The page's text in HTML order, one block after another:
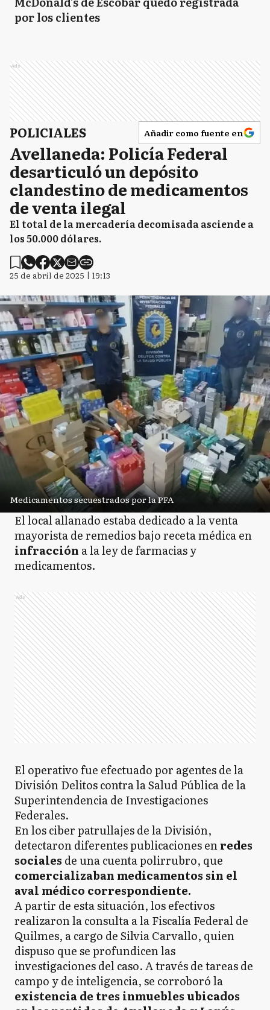
por los clientes
Ads
POLICIALES Añadir como fuente en
Avellaneda: Policía Federal
desarticuló un depósito
clandestino de medicamentos
de venta ilegal
El total de la mercadería decomisada asciende a
los 50.000 dólares.
25 de abril de 2025 | 19:13
Medicamentos secuestrados por la PFA
El local allanado estaba dedicado a la venta
mayorista de remedios bajo receta médica en
infracción a la ley de farmacias y
medicamentos.
Ads
El operativo fue efectuado por agentes de la
División Delitos contra la Salud Pública de la
Superintendencia de Investigaciones
Federales.
En los ciber patrullajes de la División,
detectaron diferentes publicaciones enredes
sociales de una cuenta polirrubro, que
comercializaban medicamentos sin el
aval médico correspondiente.
A partir de esta situación, los efectivos
realizaron la consulta a la Fiscalía Federal de
Quilmes, a cargo de Silvia Carvallo, quien
dispuso que se profundicen las
investigaciones del caso. A través de tareas de
campo y de inteligencia, se corroboró la
existencia de tres inmuebles ubicados